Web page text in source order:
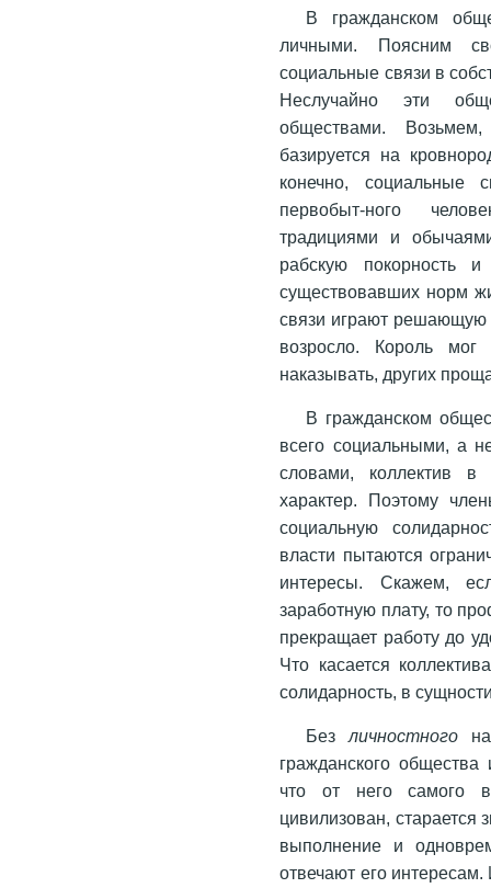
В гражданском
личными. Поясним
социальные связи в
Неслучайно эти
обществами.
базируется на
конечно, социальные
первобыт-ного
традициями и
рабскую покорность
существовавших норм
связи играют решающую
возросло. Король
наказывать, других
В гражданском
всего социальными, а
словами, коллектив в
характер. Поэтому
социальную
власти пытаются
интересы. Скажем,
заработную плату, то
прекращает работу до
Что касается
солидарность, в
Безличностного
гражданского
что от него самого
цивилизован, старается
выполнение и
отвечают его интересам.